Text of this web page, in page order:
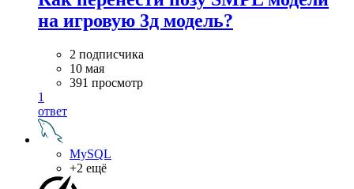
на игровую 3д модель?
2 подписчика
10 мая
391 просмотр
1
ответ
MySQL
+2 ещё